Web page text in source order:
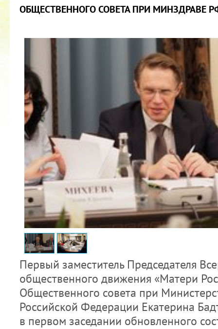
ОБЩЕСТВЕННОГО СОВЕТА ПРИ МИНЗДРАВЕ
Первый заместитель Председателя
общественного движения «Матери
Общественного совета при
Российской Федерации Екатерина
в первом заседании обновленного
КУБОК ДРУЖБЫ